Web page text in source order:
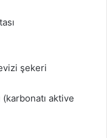
şekeri
aktive